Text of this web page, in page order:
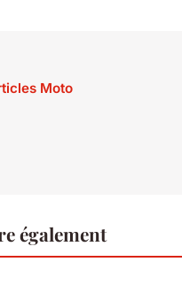
Moto
également